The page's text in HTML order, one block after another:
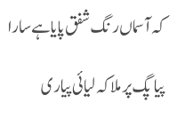
کہ آسماں ر نگ شفق پایا ہے سارا
پیا پگ پر ملا کہ لیائی پیاری